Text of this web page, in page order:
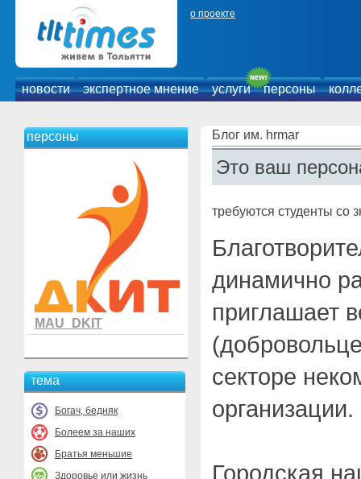
о проекте
новости экспертное мнение услуги персоны
персоны
MAU_DKIT
тема
Богач, бедняк
Болеем за наших
Братья меньшие
Здоровье или жизнь
Блог им. hrmar
Это ваш
требуются студенты со
динамично
приглашает
секторе
организации.
Городская